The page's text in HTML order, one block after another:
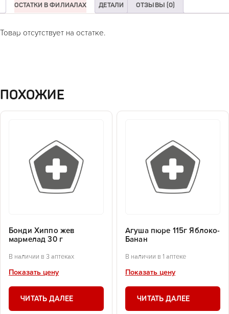
ОСТАТКИ В ФИЛИАЛАХ ДЕТАЛИ ОТЗЫВЫ (0)
Товар отсутствует на остатке.
ПОХОЖИЕ
Бонди Хиппо жев
мармелад 30 г
В наличии в 3 аптеках
Показать цену
ЧИТАТЬ ДАЛЕЕ
Агуша пюре 115г Яблоко-
Банан
В наличии в 1 аптеке
Показать цену
ЧИТАТЬ ДАЛЕЕ